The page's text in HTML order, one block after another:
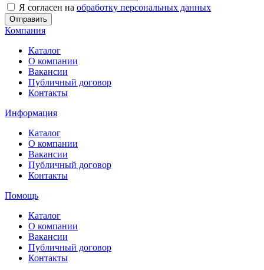
Я согласен на обработку персональных данных
Отправить
Компания
Каталог
О компании
Вакансии
Публичный договор
Контакты
Информация
Каталог
О компании
Вакансии
Публичный договор
Контакты
Помощь
Каталог
О компании
Вакансии
Публичный договор
Контакты